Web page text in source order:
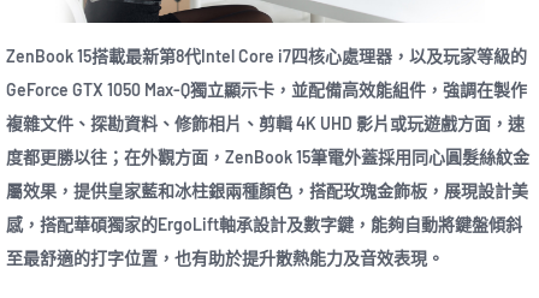
ZenBook 15搭載最新第8代Intel Core i7四核心處理器，以及玩家等級的
GeForce GTX 1050 Max-Q獨立顯示卡，並配備高效能組件，強調在製作
複雜文件、探勘資料、修飾相片、剪輯 4K UHD 影片或玩遊戲方面，速
度都更勝以往；在外觀方面，ZenBook 15筆電外蓋採用同心圓髮絲紋金
屬效果，提供皇家藍和冰柱銀兩種顏色，搭配玫瑰金飾板，展現設計美
感，搭配華碩獨家的ErgoLift軸承設計及數字鍵，能夠自動將鍵盤傾斜
至最舒適的打字位置，也有助於提升散熱能力及音效表現。